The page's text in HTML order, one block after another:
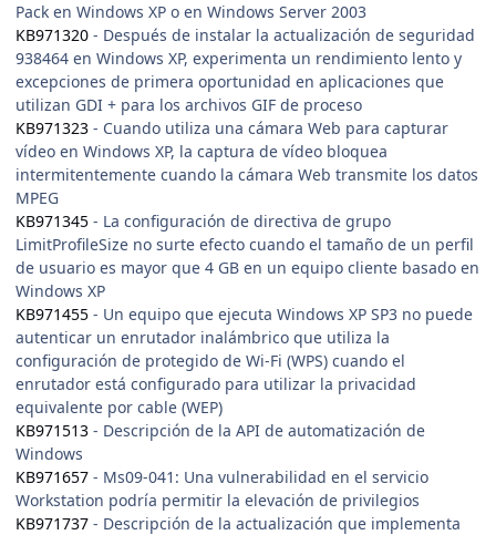
Pack en Windows XP o en Windows Server 2003
KB971320 - Después de instalar la actualización de seguridad
938464 en Windows XP, experimenta un rendimiento lento y
excepciones de primera oportunidad en aplicaciones que
utilizan GDI + para los archivos GIF de proceso
KB971323 - Cuando utiliza una cámara Web para capturar
vídeo en Windows XP, la captura de vídeo bloquea
intermitentemente cuando la cámara Web transmite los datos
MPEG
KB971345 - La configuración de directiva de grupo
LimitProfileSize no surte efecto cuando el tamaño de un perfil
de usuario es mayor que 4 GB en un equipo cliente basado en
Windows XP
KB971455 - Un equipo que ejecuta Windows XP SP3 no puede
autenticar un enrutador inalámbrico que utiliza la
configuración de protegido de Wi-Fi (WPS) cuando el
enrutador está configurado para utilizar la privacidad
equivalente por cable (WEP)
KB971513 - Descripción de la API de automatización de
Windows
KB971657 - Ms09-041: Una vulnerabilidad en el servicio
Workstation podría permitir la elevación de privilegios
KB971737 - Descripción de la actualización que implementa